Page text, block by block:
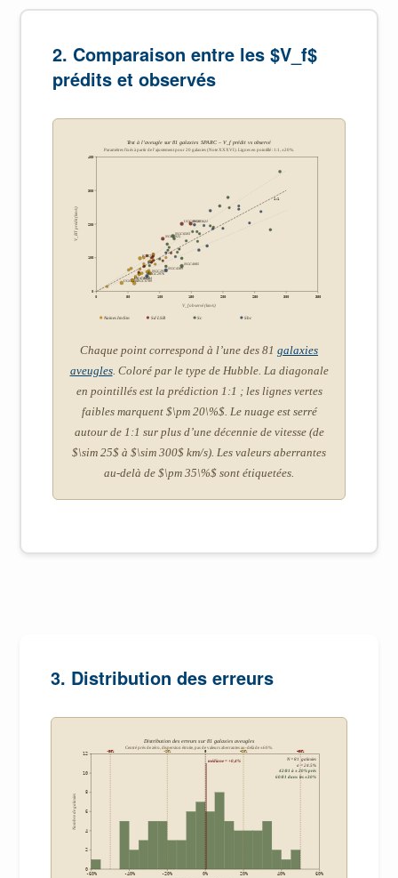
2. Comparaison entre les $V_f$
prédits et observés
Test à l’aveugle sur 81 galaxies SPARC – V_f prédit vs observé
Paramètres fixés à partir de l’ajustement pour 20 galaxies (Note XXXVI). Lignes en pointillé : 1:1, ±20%.
0 50 100 150 200 250 300 350
0
100
200
300
400
1:1
IC2574
NGC0925
NGC2915
NGC2976
NGC3621
NGC4085
NGC4389
NGC6503
NGC6789
UGC00128
UGC05764
UGCA281
UGCA442
V_f observé (km/s)
V_BT prédit (km/s)
Naines Im/Sm Sd LSB Sc Sbc
Chaque point correspond à l’une des 81 galaxies
aveugles. Coloré par le type de Hubble. La diagonale
en pointillés est la prédiction 1:1 ; les lignes vertes
faibles marquent $\pm 20\%$. Le nuage est serré
autour de 1:1 sur plus d’une décennie de vitesse (de
$\sim 25$ à $\sim 300$ km/s). Les valeurs aberrantes
au-delà de $\pm 35\%$ sont étiquetées.
3. Distribution des erreurs
Distribution des erreurs sur 81 galaxies aveugles
Centré près de zéro, dispersion étroite, pas de valeurs aberrantes au-delà de ±60%.
0
-20% +20%
-50% +50%
médiane = +0,4%
-60% -40% -20% 0% 20% 40% 60%
0
2
4
6
8
10
12
N = 81 galaxies
σ = 24.5%
42/81 à ±20% près
60/81 dans les ±30%
Nombre de galaxies